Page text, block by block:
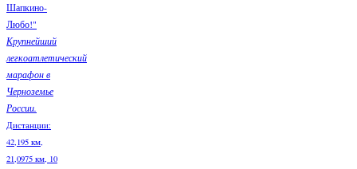
Шапкино-
Любо!"
Крупнейший
легкоатлетический
марафон в
Черноземье
России.
Дистанции:
42,195 км,
21,0975 км, 10